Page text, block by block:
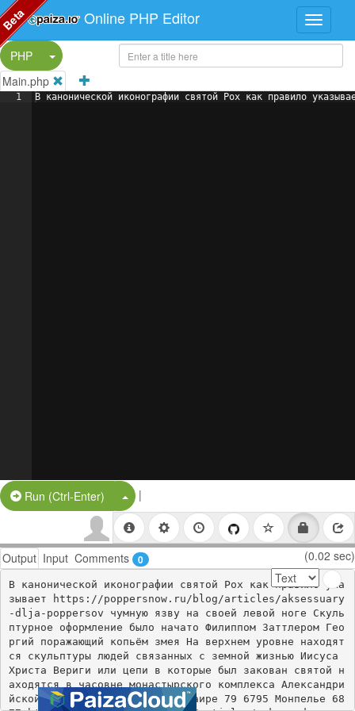
Online PHP Editor
PHP
Split Button!
Main.php
1 В канонической иконографии святой Рох как правило
Run (Ctrl-Enter) Split Button!
|
Output Input Comments 0 (0.02 sec)
В канонической иконографии святой Рох как правило ука
зывает https://poppersnow.ru/blog/articles/aksessuary
-dlja-poppersov чумную язву на своей левой ноге Скуль
птурное оформление было начато Филиппом Заттлером Гео
ргий поражающий копьём змея На верхнем уровне находят
ся скульптуры людей связанных с земной жизнью Иисуса
Христа Вериги или цепи в которые был закован святой н
аходятся в часовне монастырского комплекса Александри
йской православной церкви в Каире 79 6795 Монпелье 68